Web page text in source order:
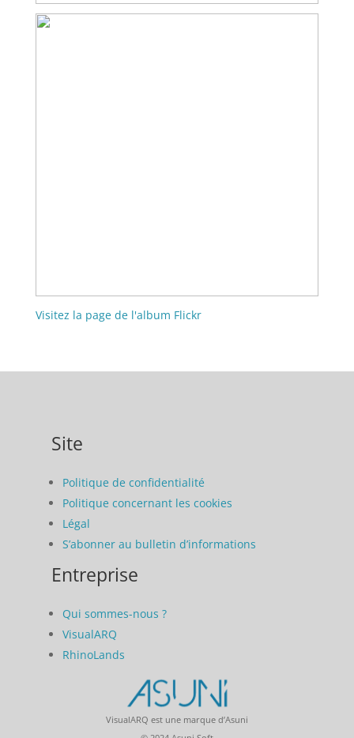
Visitez la page de l'album Flickr
Site
Politique de confidentialité
Politique concernant les cookies
Légal
S’abonner au bulletin d’informations
Entreprise
Qui sommes-nous ?
VisualARQ
RhinoLands
VisualARQ est une marque d’Asuni